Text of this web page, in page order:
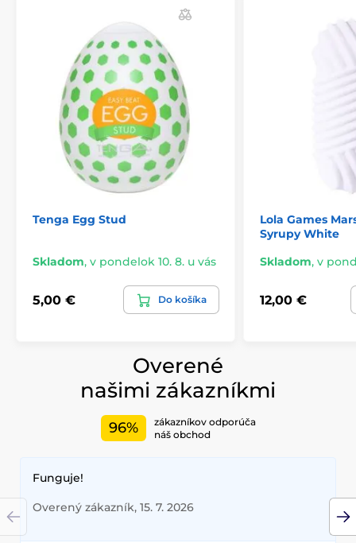
Tenga Egg Stud
Skladom, v pondelok 10. 8. u vás
5,00 € Do košíka
Lola Games
Syrupy White
Skladom, v
12,00 €
Overené
našimi zákazníkmi
96%
zákazníkov odporúča
náš obchod
Funguje!
Overený zákazník, 15. 7. 2026